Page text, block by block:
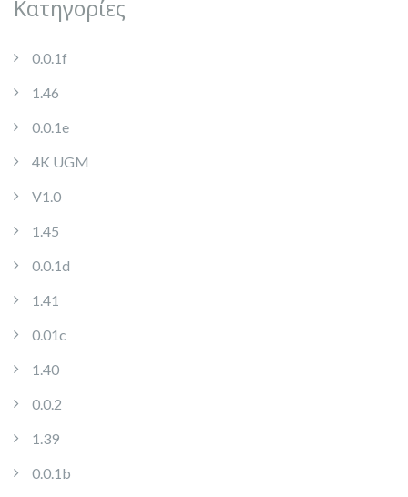
Kατηγορίες
0.0.1f
1.46
0.0.1e
4K UGM
V1.0
1.45
0.0.1d
1.41
0.01c
1.40
0.0.2
1.39
0.0.1b